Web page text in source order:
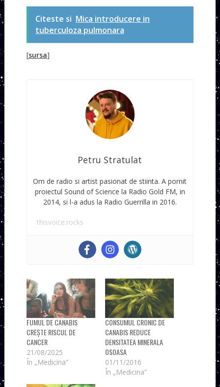
Citeste si Mica introducere in
tuberculoza pulmonara
[sursa]
Petru Stratulat
Om de radio si artist pasionat de stiinta. A pornit
proiectul Sound of Science la Radio Gold FM, in
2014, si l-a adus la Radio Guerrilla in 2016.
thisvoice.rocks
FUMUL DE CANABIS
CREȘTE RISCUL DE
CANCER
21/08/2025
În „Medicina”
CONSUMUL CRONIC DE
CANABIS REDUCE
DENSITATEA MINERALA
OSOASA
01/11/2016
În „Medicina”